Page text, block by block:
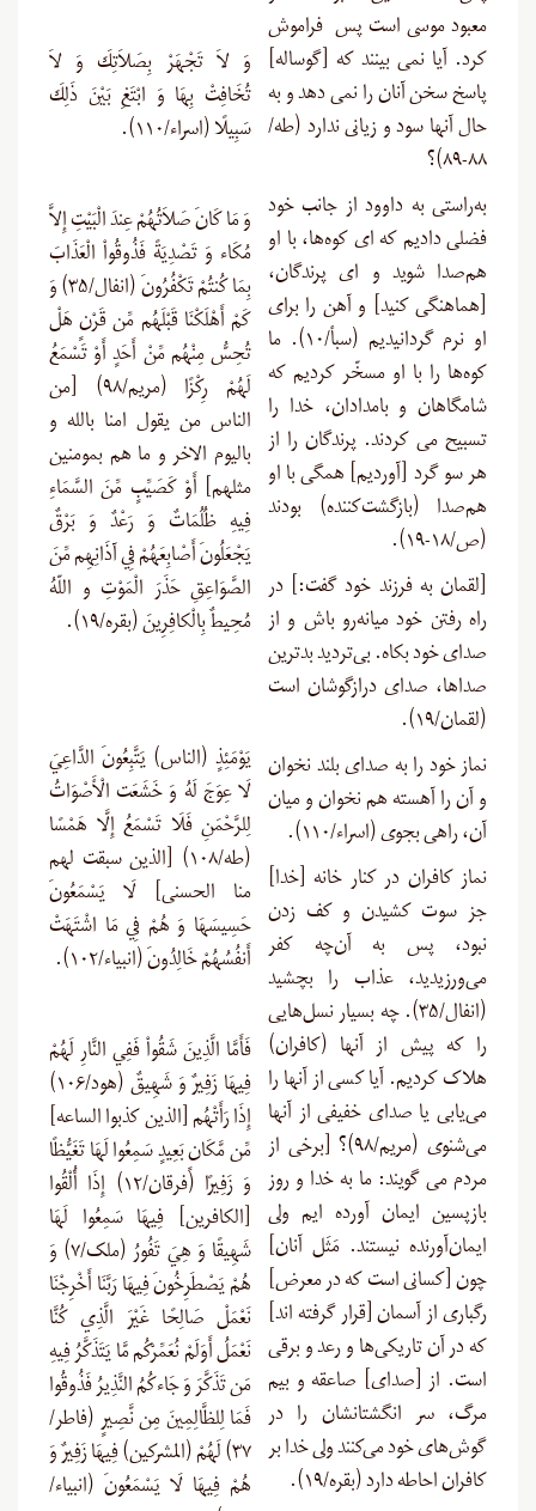
معبود موسى است پس فراموش
کرد. آیا نمى‏ بینند که [گوساله]
پاسخ سخن آنان را نمى‏ دهد و به
حال آنها سود و زیانى ندارد (طه/
۸۸-۸۹)؟
به‌راستى به داوود از جانب خود
فضلی دادیم که اى کوه‌ها، با او
هم‌صدا شوید و اى پرندگان،
[هماهنگى کنید] و آهن را براى
او نرم گردانیدیم (سبأ/۱۰). ما
کوه‌ها را با او مسخّر کردیم که
شامگاهان و بامدادان، خدا را
تسبیح مى‏ کردند. پرندگان را از
هر سو گرد [آوردیم] همگى با او
هم‌صدا (بازگشت‌کننده) بودند
(ص/۱۸-۱۹).
[لقمان به فرزند خود گفت:] در
راه رفتن خود میانه‌رو باش و از
صدای خود بکاه. بی‌تردید بدترین
صداها، صدای درازگوشان است
(لقمان/۱۹).
نماز خود را به صدای بلند نخوان
و آن را آهسته هم نخوان و میان
آن، راهی بجوی (اسراء/۱۱۰).
نماز کافران در کنار خانه [خدا]
جز سوت کشیدن و کف زدن
نبود، پس به آن‌چه کفر
می‌ورزیدید، عذاب را بچشید
(انفال/۳۵). چه بسیار نسل‌هایی
را که پیش از آنها (کافران)
هلاک کردیم. آیا کسی از آنها را
می‌یابی یا صدای خفیفی از آنها
می‌شنوی (مریم/۹۸)؟ [برخى از
مردم مى ‏گویند: ما به خدا و روز
بازپسین ایمان آورده ‏ایم ولى
ایمان‌آورنده نیستند. مَثَل آنان]
چون [کسانى است که در معرض]
رگبارى از آسمان [قرار گرفته‏ اند]
که در آن تاریکی‌ها و رعد و برقى
است. از [صدای] صاعقه و بیم
مرگ، سر انگشتانشان را در
گوش‌های خود می‌کنند ولى خدا بر
کافران احاطه دارد (بقره/۱۹).
وَ لاَ تَجْهَرْ بِصَلاَتِكَ وَ لاَ
تُخَافِتْ بِهَا وَ ابْتَغِ بَيْنَ ذَلِكَ
سَبِيلًا (اسراء/۱۱۰).
وَ مَا كَانَ صَلاَتُهُمْ عِندَ الْبَيْتِ إِلاَّ
مُكَاء وَ تَصْدِيَةً فَذُوقُواْ الْعَذَابَ
بِمَا كُنتُمْ تَكْفُرُونَ (انفال/۳۵) وَ
كَمْ أَهْلَكْنَا قَبْلَهُم مِّن قَرْنٍ هَلْ
تُحِسُّ مِنْهُم مِّنْ أَحَدٍ أَوْ تَسْمَعُ
لَهُمْ رِكْزًا (مریم/۹۸) [من
الناس من یقول امنا بالله و
بالیوم الاخر و ما هم بمومنین
مثلهم] أَوْ كَصَيِّبٍ مِّنَ السَّمَاءِ
فِيهِ ظُلُمَاتٌ وَ رَعْدٌ وَ بَرْقٌ
يَجْعَلُونَ أَصْابِعَهُمْ فِي آذَانِهِم مِّنَ
الصَّوَاعِقِ حَذَرَ الْمَوْتِ و اللّهُ
مُحِيطٌ بِالْكافِرِينَ (بقره/۱۹).
يَوْمَئِذٍ (الناس) يَتَّبِعُونَ الدَّاعِيَ
لَا عِوَجَ لَهُ وَ خَشَعَت الْأَصْوَاتُ
لِلرَّحْمَنِ فَلَا تَسْمَعُ إِلَّا هَمْسًا
(طه/۱۰۸) [الذین سبقت لهم
منا الحسنی] لَا يَسْمَعُونَ
حَسِيسَهَا وَ هُمْ فِي مَا اشْتَهَتْ
أَنفُسُهُمْ خَالِدُونَ (انبیاء/۱۰۲).
فَأَمَّا الَّذِينَ شَقُواْ فَفِي النَّارِ لَهُمْ
فِيهَا زَفِيرٌ وَ شَهِيقٌ (هود/۱۰۶)
إِذَا رَأَتْهُم [الذین کذبوا الساعه]
مِّن مَّكَانٍ بَعِيدٍ سَمِعُوا لَهَا تَغَيُّظًا
وَ زَفِيرًا (فرقان/۱۲) إِذَا أُلْقُوا
[الکافرین] فِيهَا سَمِعُوا لَهَا
شَهِيقًا وَ هِيَ تَفُورُ (ملک/۷) وَ
هُمْ يَصْطَرِخُونَ فِيهَا رَبَّنَا أَخْرِجْنَا
نَعْمَلْ صَالِحًا غَيْرَ الَّذِي كُنَّا
نَعْمَلُ أَوَلَمْ نُعَمِّرْكُم مَّا يَتَذَكَّرُ فِيهِ
مَن تَذَكَّرَ وَ جَاءكُمُ النَّذِيرُ فَذُوقُوا
فَمَا لِلظَّالِمِينَ مِن نَّصِيرٍ (فاطر/
۳۷) لَهُمْ (المشرکین) فِيهَا زَفِيرٌ وَ
هُمْ فِيهَا لَا يَسْمَعُونَ (انبیاء/